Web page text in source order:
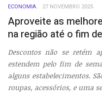
ECONOMIA 27 NOVEMBRO 2025
Aproveite as
na região até o fim
Descontos não se retém
estendem pelo fim de
alguns estabelecimentos.
roupas, acessórios, e uma